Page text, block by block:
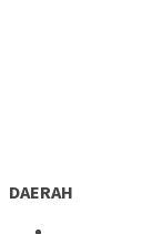
DAERAH